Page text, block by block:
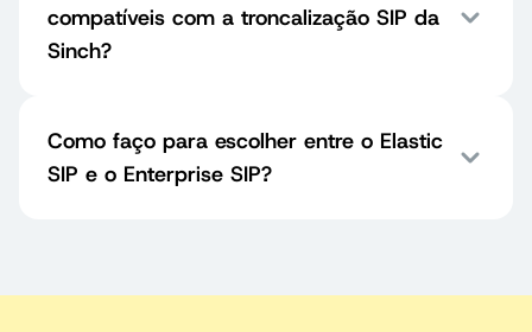
compatíveis com a troncalização SIP da
Sinch?
Como faço para escolher entre o Elastic
SIP e o Enterprise SIP?